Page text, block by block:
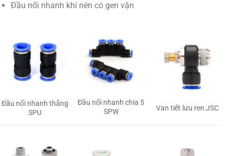
Đầu nối nhanh khí nén có gen vặn
Đầu nối nhanh thẳng
SPU
Đầu nối nhanh chia 5
SPW
Van tiết lưu ren JSC